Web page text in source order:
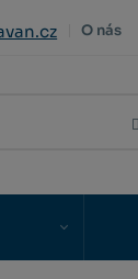
O nás